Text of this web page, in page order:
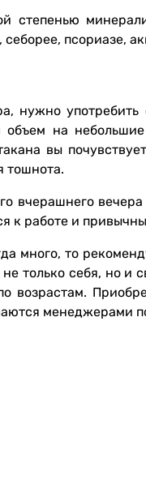
степенью
псориазе,
нужно
на
вы
тошнота.
вчерашнего
к работе и
много, то
только себя, но и
возрастам.
менеджерами